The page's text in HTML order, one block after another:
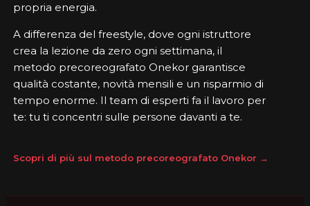
propria energia.
A differenza del freestyle, dove ogni istruttore
crea la lezione da zero ogni settimana, il
metodo precoreografato Onekor garantisce
qualità costante, novità mensili e un risparmio di
tempo enorme. Il team di esperti fa il lavoro per
te: tu ti concentri sulle persone davanti a te.
Scopri di più sul metodo precoreografato Onekor →